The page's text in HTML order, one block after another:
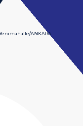
ANKARA